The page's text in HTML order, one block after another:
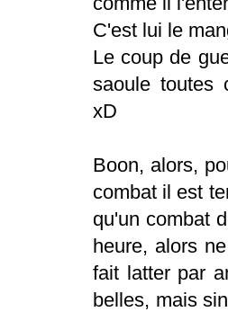
C'est lui le
Le coup de
saoule toutes
xD
Boon, alors,
combat il est
qu'un combat
heure, alors
fait latter par
belles, mais